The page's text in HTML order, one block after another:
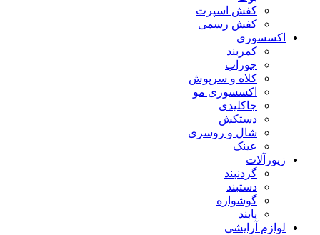
کفش اسپرت
کفش رسمی
اکسسوری
کمربند
جوراب
کلاه و سرپوش
اکسسوری مو
جاکلیدی
دستکش
شال و روسری
عینک
زیورآلات
گردنبند
دستبند
گوشواره
پابند
لوازم آرایشی